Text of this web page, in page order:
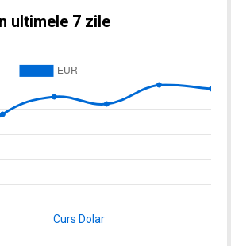
ultimele 7 zile
Curs Dolar